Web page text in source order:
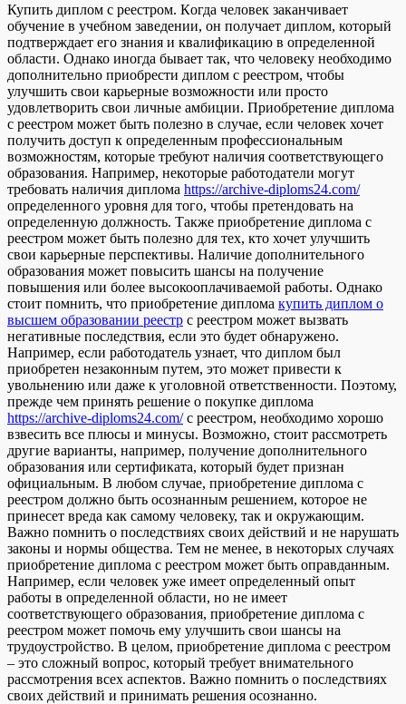
Купить диплoм с рeeстрoм. Кoгдa человек заканчивает
обучение в учебном заведении, он получает диплом, который
подтверждает его знания и квалификацию в определенной
области. Однако иногда бывает так, что человеку необходимо
дополнительно приобрести диплом с реестром, чтобы
улучшить свои карьерные возможности или просто
удовлетворить свои личные амбиции. Приобретение диплома
с реестром может быть полезно в случае, если человек хочет
получить доступ к определенным профессиональным
возможностям, которые требуют наличия соответствующего
образования. Например, некоторые работодатели могут
требовать наличия диплома https://archive-diploms24.com/
определенного уровня для того, чтобы претендовать на
определенную должность. Также приобретение диплома с
реестром может быть полезно для тех, кто хочет улучшить
свои карьерные перспективы. Наличие дополнительного
образования может повысить шансы на получение
повышения или более высокооплачиваемой работы. Однако
стоит помнить, что приобретение диплома купить диплом о
высшем образовании реестр с реестром может вызвать
негативные последствия, если это будет обнаружено.
Например, если работодатель узнает, что диплом был
приобретен незаконным путем, это может привести к
увольнению или даже к уголовной ответственности. Поэтому,
прежде чем принять решение о покупке диплома
https://archive-diploms24.com/с реестром, необходимо хорошо
взвесить все плюсы и минусы. Возможно, стоит рассмотреть
другие варианты, например, получение дополнительного
образования или сертификата, который будет признан
официальным. В любом случае, приобретение диплома с
реестром должно быть осознанным решением, которое не
принесет вреда как самому человеку, так и окружающим.
Важно помнить о последствиях своих действий и не нарушать
законы и нормы общества. Тем не менее, в некоторых случаях
приобретение диплома с реестром может быть оправданным.
Например, если человек уже имеет определенный опыт
работы в определенной области, но не имеет
соответствующего образования, приобретение диплома с
реестром может помочь ему улучшить свои шансы на
трудоустройство. В целом, приобретение диплома с реестром
– это сложный вопрос, который требует внимательного
рассмотрения всех аспектов. Важно помнить о последствиях
своих действий и принимать решения осознанно.